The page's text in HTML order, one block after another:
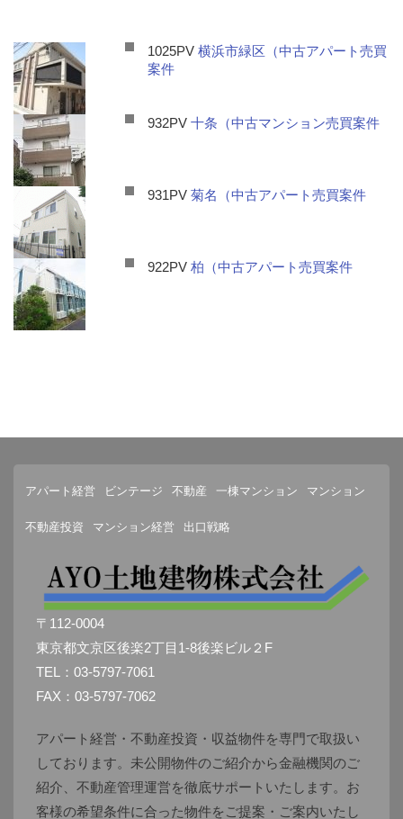
1025PV横浜市緑区（中古アパート売買
案件
932PV十条（中古マンション売買案件
931PV菊名（中古アパート売買案件
922PV柏（中古アパート売買案件
アパート経営 ビンテージ 不動産 一棟マンション マンション
不動産投資 マンション経営 出口戦略
〒112-0004
東京都文京区後楽2丁目1-8後楽ビル２F
TEL：03-5797-7061
FAX：03-5797-7062
アパート経営・不動産投資・収益物件を専門で取扱い
しております。未公開物件のご紹介から金融機関のご
紹介、不動産管理運営を徹底サポートいたします。お
客様の希望条件に合った物件をご提案・ご案内いたし